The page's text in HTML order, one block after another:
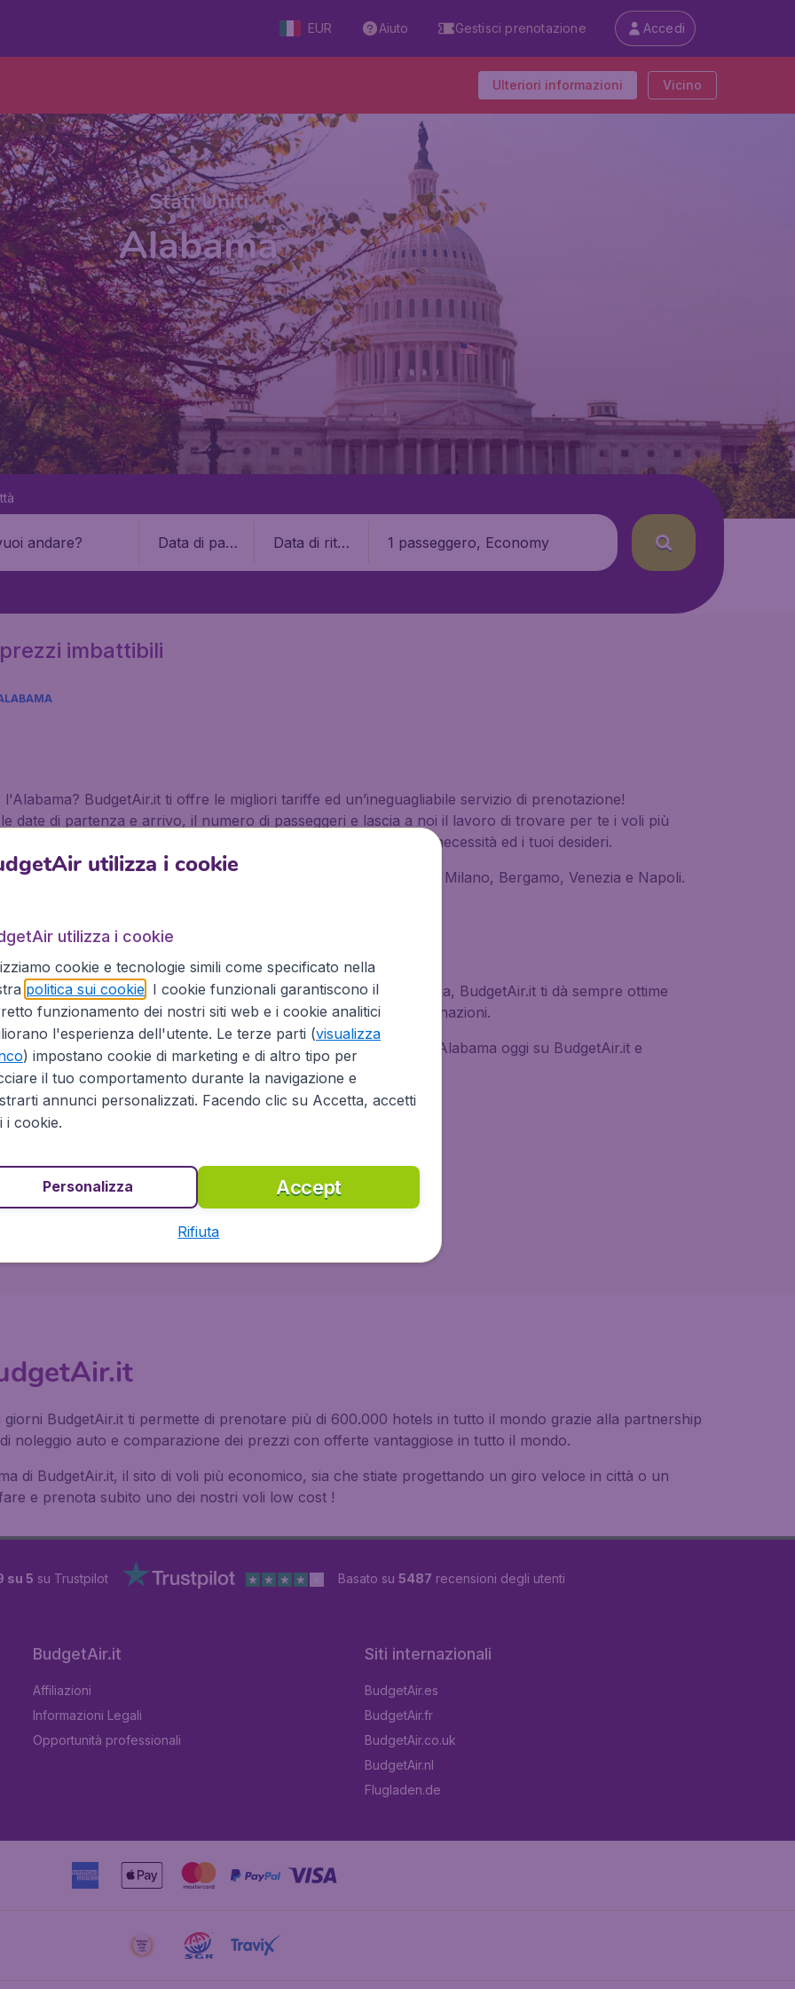
EUR Aiuto Gestisci prenotazione Accedi
Ulteriori informazioni Vicino
Stati Uniti
Alabama
Data di part
Data di ritor
1 passeggero, Economy
imbattibili
BudgetAir.it ti offre le migliori tariffe ed un’ineguagliabile servizio di prenotazione!
date di partenza e arrivo, il numero di passeggeri e lascia a noi il lavoro di trovare per te i voli più
risultati per i voli per l'Alabama, tagliato su misura per le tue necessità ed i tuoi desideri.
l'Alabama da tutti i principali aeroporti d’Italia, inclusi Roma, Milano, Bergamo, Venezia e Napoli.
aeree, incluse , EasyJet, Vueling, KLM e Lufthansa.
per affari o per relax
per relax, non importa se da solo, con amici o con la tua famiglia, BudgetAir.it ti dà sempre ottime
compagnie aeree, incluse le low-cost, per più di 10.000 destinazioni.
aereoporto in Italia. Prenota il tuo volo dall’Italia per l'Alabama oggi su BudgetAir.it e
che il nostro know how può darti:
alla partnership con Booking.com
Montgomery
BudgetAir.it ti permette di prenotare più di 600.000 hotels in tutto il mondo grazie alla partnership
noleggio auto e comparazione dei prezzi con offerte vantaggiose in tutto il mondo.
di BudgetAir.it, il sito di voli più economico, sia che stiate progettando un giro veloce in città o un
e prenota subito uno dei nostri voli low cost !
su 5 su Trustpilot Basato su 5487 recensioni degli utenti
BudgetAir.it
Affiliazioni
Informazioni Legali
Opportunità professionali
Siti internazionali
BudgetAir.es
BudgetAir.fr
BudgetAir.co.uk
BudgetAir.nl
Flugladen.de
utilizza i cookie
utilizza i cookie
cookie e tecnologie simili come specificato nella
politica sui cookie. I cookie funzionali garantiscono il
funzionamento dei nostri siti web e i cookie analitici
l'esperienza dell'utente. Le terze parti (visualizza
) impostano cookie di marketing e di altro tipo per
il tuo comportamento durante la navigazione e
annunci personalizzati. Facendo clic su Accetta, accetti
i cookie.
Accept
Personalizza
Rifiuta